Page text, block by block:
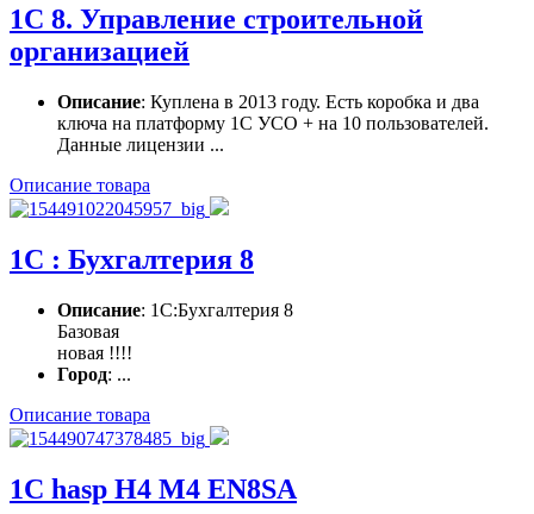
1С 8. Управление строительной
организацией
Описание: Куплена в 2013 году. Есть коробка и два
ключа на платформу 1С УСО + на 10 пользователей.
Данные лицензии ...
Описание товара
1С : Бухгалтерия 8
Описание: 1С:Бухгалтерия 8
Базовая
новая !!!!
Город: ...
Описание товара
1С hasp H4 M4 EN8SA